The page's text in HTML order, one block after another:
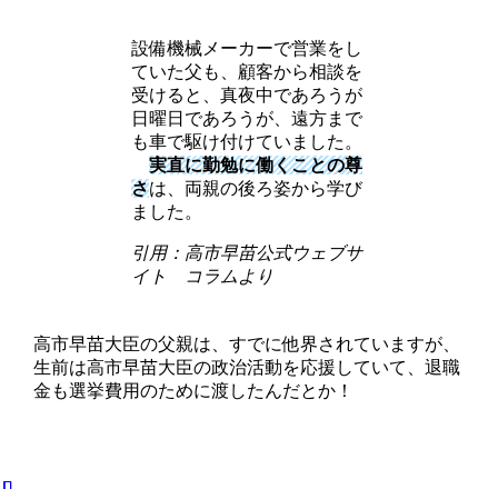
設備機械メーカーで営業をし
ていた父も、顧客から相談を
受けると、真夜中であろうが
日曜日であろうが、遠方まで
も車で駆け付けていました。
実直に勤勉に働くことの尊
さは、両親の後ろ姿から学び
ました。
引用：高市早苗公式ウェブサ
イト コラムより
高市早苗大臣の父親は、すでに他界されていますが、
生前は高市早苗大臣の政治活動を応援していて、退職
金も選挙費用のために渡したんだとか！